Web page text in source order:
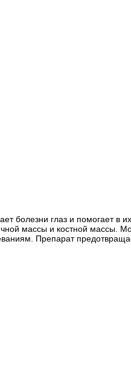
болезни глаз и помогает в
массы и костной массы.
Препарат